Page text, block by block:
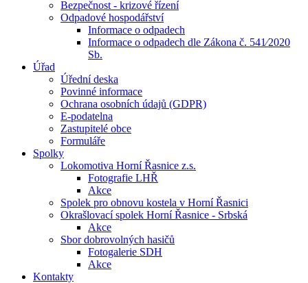
Bezpečnost - krizové řízení
Odpadové hospodářství
Informace o odpadech
Informace o odpadech dle Zákona č. 541⁄2020
Sb.
Úřad
Úřední deska
Povinné informace
Ochrana osobních údajů (GDPR)
E-podatelna
Zastupitelé obce
Formuláře
Spolky
Lokomotiva Horní Řasnice z.s.
Fotografie LHŘ
Akce
Spolek pro obnovu kostela v Horní Řasnici
Okrašlovací spolek Horní Řasnice - Srbská
Akce
Sbor dobrovolných hasičů
Fotogalerie SDH
Akce
Kontakty